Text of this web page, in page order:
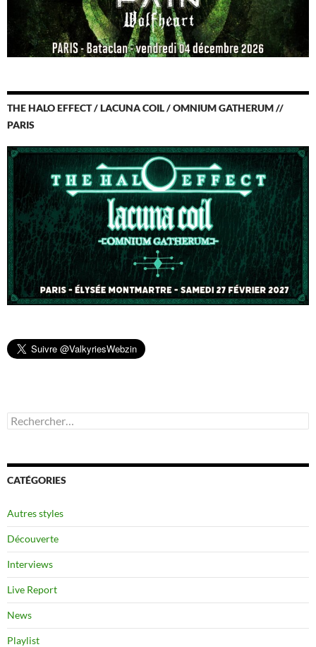
THE HALO EFFECT / LACUNA COIL / OMNIUM GATHERUM //
PARIS
Rechercher :
CATÉGORIES
Autres styles
Découverte
Interviews
Live Report
News
Playlist